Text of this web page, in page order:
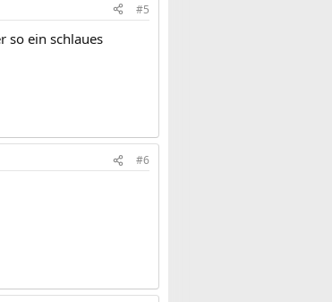
#5
so ein schlaues
#6